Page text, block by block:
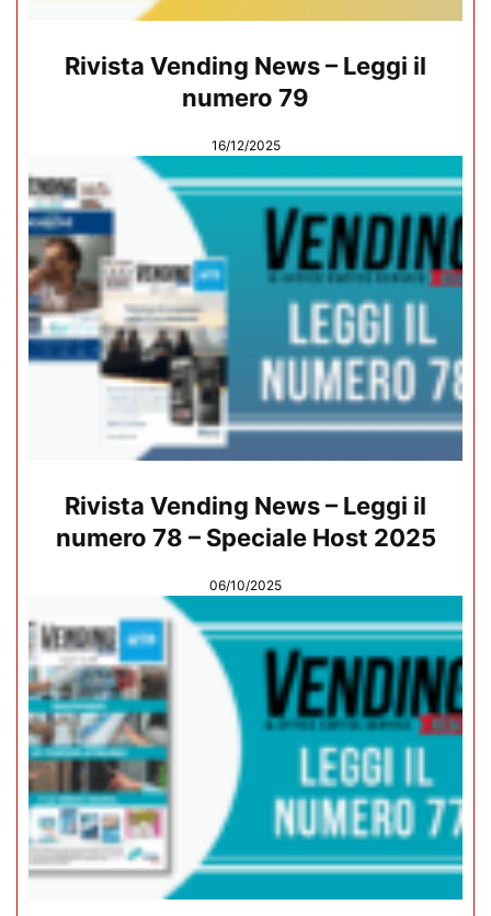
Rivista Vending News – Leggi il
numero 79
16/12/2025
Rivista Vending News – Leggi il
numero 78 – Speciale Host 2025
06/10/2025